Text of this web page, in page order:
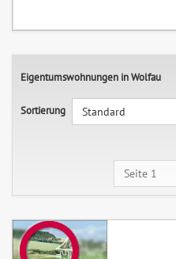
Eigentumswohnungen in Wolfau
Sortierung
Standard
Seite 1